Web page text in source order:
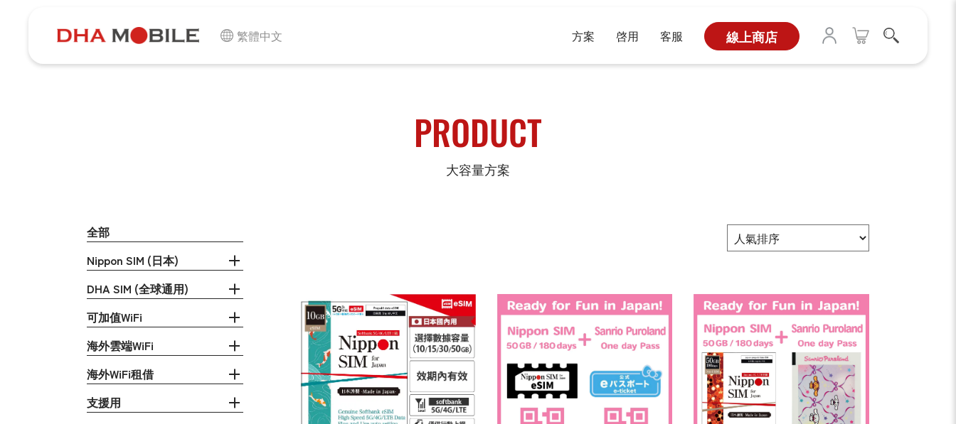
繁體中文 方案 啓用 客服 線上商店
PRODUCT
大容量方案
全部
Nippon SIM (日本)
DHA SIM (全球通用)
可加值WiFi
海外雲端WiFi
海外WiFi租借
支援用